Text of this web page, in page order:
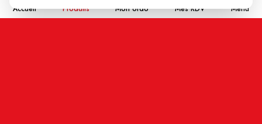
Accueil Produits Mon ordo Mes RDV Menu